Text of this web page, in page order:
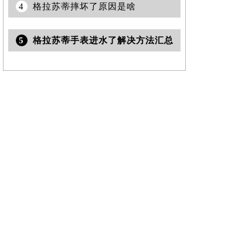
4 格拉苏蒂摔坏了原因是啥
5 格拉苏蒂手表进水了解决方法汇总